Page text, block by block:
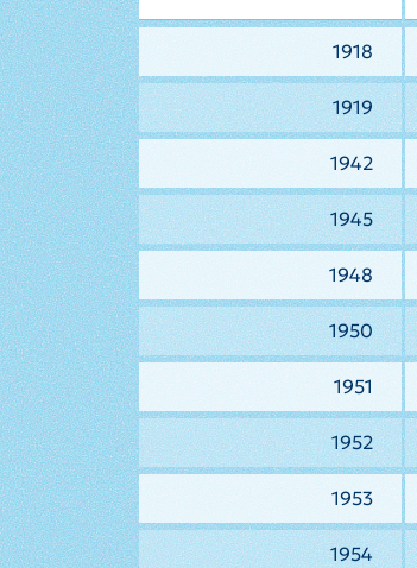
1918
1919
1942
1945
1948
1950
1951
1952
1953
1954